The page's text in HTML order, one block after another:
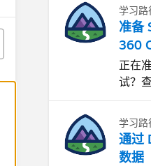
学习路
准备
360
正在
试？
学习路
通过
数据